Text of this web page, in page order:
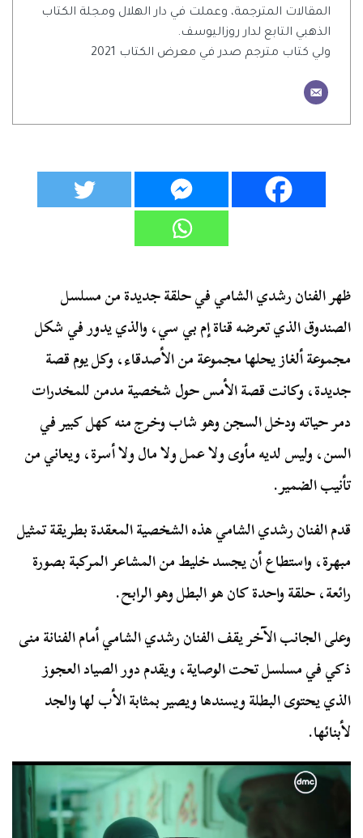
المقالات المترجمة، وعملت في دار الهلال ومجلة الكتاب
الذهبي التابع لدار روزاليوسف.
ولي كتاب مترجم صدر في معرض الكتاب 2021
ظهر الفنان رشدي الشامي في حلقة جديدة من مسلسل
الصندوق الذي تعرضه قناة إم بي سي، والذي يدور في شكل
مجموعة ألغاز يحلها مجموعة من الأصدقاء، وكل يوم قصة
جديدة، وكانت قصة الأمس حول شخصية مدمن للمخدرات
دمر حياته ودخل السجن وهو شاب وخرج منه كهل كبير في
السن، وليس لديه مأوى ولا عمل ولا مال ولا أسرة، ويعاني من
تأنيب الضمير.
قدم الفنان رشدي الشامي هذه الشخصية المعقدة بطريقة تمثيل
مبهرة، واستطاع أن يجسد خليط من المشاعر المركبة بصورة
رائعة، حلقة واحدة كان هو البطل وهو الرابح.
وعلى الجانب الآخر يقف الفنان رشدي الشامي أمام الفنانة منى
ذكي في مسلسل تحت الوصاية، ويقدم دور الصياد العجوز
الذي يحتوى البطلة ويسندها ويصير بمثابة الأب لها والجد
لأبنائها.